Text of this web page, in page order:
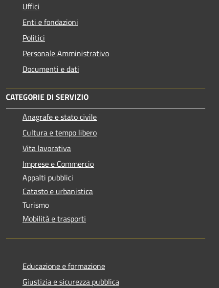
Uffici
Enti e fondazioni
Politici
Personale Amministrativo
Documenti e dati
CATEGORIE DI SERVIZIO
Anagrafe e stato civile
Cultura e tempo libero
Vita lavorativa
Imprese e Commercio
Appalti pubblici
Catasto e urbanistica
Turismo
Mobilità e trasporti
Educazione e formazione
Giustizia e sicurezza pubblica